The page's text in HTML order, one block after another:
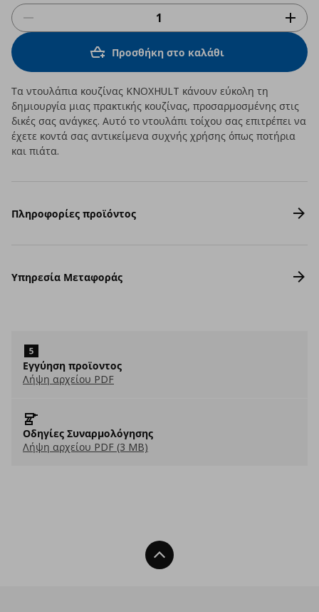
Προσθήκη στο καλάθι
Τα ντουλάπια κουζίνας KNOXHULT κάνουν εύκολη τη
δημιουργία μιας πρακτικής κουζίνας, προσαρμοσμένης στις
δικές σας ανάγκες. Αυτό το ντουλάπι τοίχου σας επιτρέπει να
έχετε κοντά σας αντικείμενα συχνής χρήσης όπως ποτήρια
και πιάτα.
Πληροφορίες προϊόντος
Υπηρεσία Μεταφοράς
Εγγύηση προϊοντος
Λήψη αρχείου PDF
Οδηγίες Συναρμολόγησης
Λήψη αρχείου PDF (3 MB)
Back To Top